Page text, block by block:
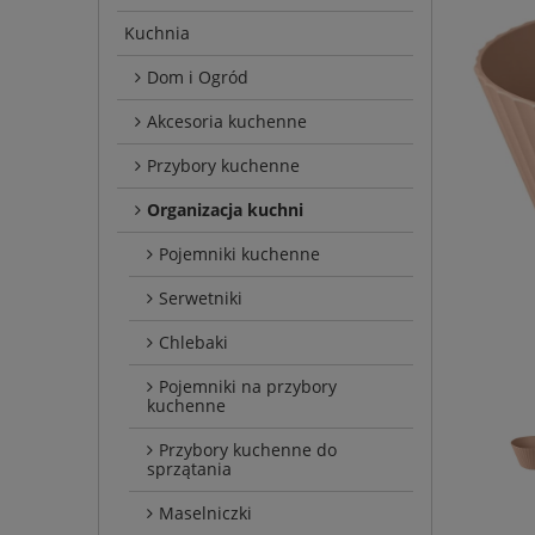
Kuchnia
Dom i Ogród
Akcesoria kuchenne
Przybory kuchenne
Organizacja kuchni
Pojemniki kuchenne
Serwetniki
Chlebaki
Pojemniki na przybory
kuchenne
Przybory kuchenne do
sprzątania
Maselniczki